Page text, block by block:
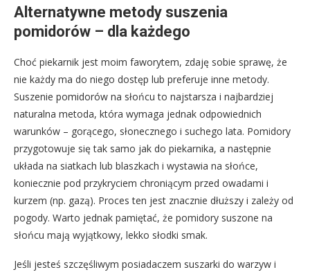
Alternatywne metody suszenia
pomidorów – dla każdego
Choć piekarnik jest moim faworytem, zdaję sobie sprawę, że
nie każdy ma do niego dostęp lub preferuje inne metody.
Suszenie pomidorów na słońcu to najstarsza i najbardziej
naturalna metoda, która wymaga jednak odpowiednich
warunków – gorącego, słonecznego i suchego lata. Pomidory
przygotowuje się tak samo jak do piekarnika, a następnie
układa na siatkach lub blaszkach i wystawia na słońce,
koniecznie pod przykryciem chroniącym przed owadami i
kurzem (np. gazą). Proces ten jest znacznie dłuższy i zależy od
pogody. Warto jednak pamiętać, że pomidory suszone na
słońcu mają wyjątkowy, lekko słodki smak.
Jeśli jesteś szczęśliwym posiadaczem suszarki do warzyw i